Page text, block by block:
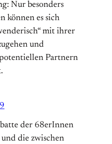
Nur besonders
können es sich
mit ihrer
und
Partnern
der 68erInnen
die zwischen